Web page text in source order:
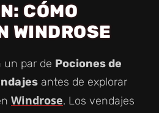
CÓMO
WINDROSE
un par de Pociones de
antes de explorar
Windrose. Los vendajes